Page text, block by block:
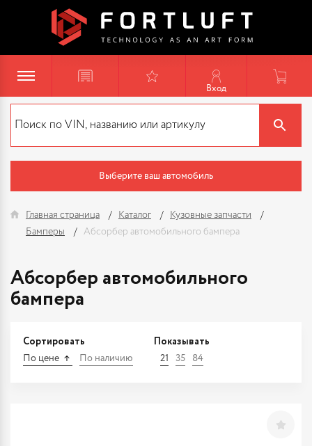
Вход
Выберите ваш автомобиль
Главная страница Каталог
Кузовные запчасти
Бамперы
Абсорбер автомобильного бампера
Абсорбер автомобильного
бампера
Сортировать
По цене По наличию
Показывать
21 35 84